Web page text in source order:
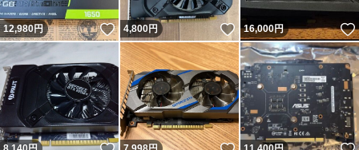
12,980円 いいね！
4,800円 いいね！
16,000円